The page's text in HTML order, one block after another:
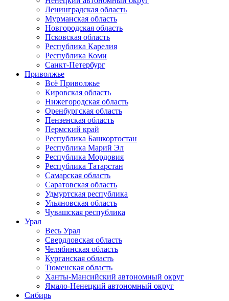
Ленинградская область
Мурманская область
Новгородская область
Псковская область
Республика Карелия
Республика Коми
Санкт-Петербург
Приволжье
Всё Приволжье
Кировская область
Нижегородская область
Оренбургская область
Пензенская область
Пермский край
Республика Башкортостан
Республика Марий Эл
Республика Мордовия
Республика Татарстан
Самарская область
Саратовская область
Удмуртская республика
Ульяновская область
Чувашская республика
Урал
Весь Урал
Свердловская область
Челябинская область
Курганская область
Тюменская область
Ханты-Мансийский автономный округ
Ямало-Ненецкий автономный округ
Сибирь